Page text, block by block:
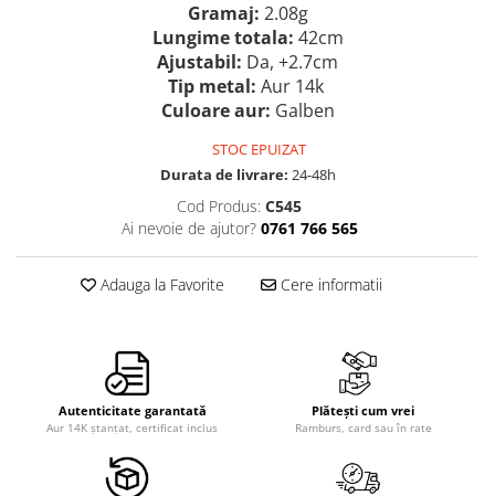
Gramaj: 2.08g
Lungime totala: 42cm
Ajustabil: Da, +2.7cm
Tip metal: Aur 14k
Culoare aur: Galben
STOC EPUIZAT
Durata de livrare: 24-48h
Cod Produs: C545
Ai nevoie de ajutor? 0761 766 565
Adauga la Favorite Cere informatii
Autenticitate garantată
Aur 14K ștanțat, certificat inclus
Plătești cum vrei
Ramburs, card sau în rate